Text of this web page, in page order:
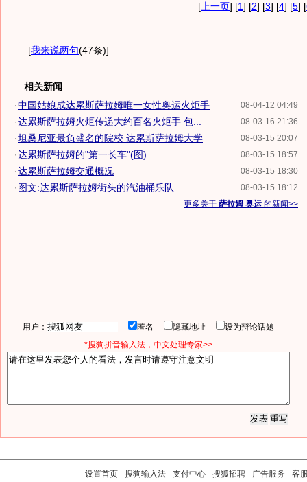
[ 上一页] [1] [2] [3] [4] [5] [
[我来说两句(47条)]
相关新闻
08-04-12 04:49
·中国姑娘成达累斯萨拉姆唯一女性奥运火炬手
08-03-16 21:36
·达累斯萨拉姆火炬传递大约百名火炬手 包...
08-03-15 20:07
·坦桑尼亚最负盛名的院校:达累斯萨拉姆大学
08-03-15 18:57
·达累斯萨拉姆的"第一长车"(图)
08-03-15 18:30
·达累斯萨拉姆交通概况
08-03-15 18:12
·图文:达累斯萨拉姆街头的汽油桶乐队
更多关于 萨拉姆 奥运 的新闻>>
用户： 匿名 隐藏地址
设为辩论话题
*搜狗拼音输入法，中文处理专家>>
设置首页 - 搜狗输入法 - 支付中心 - 搜狐招聘 - 广告服务 - 客